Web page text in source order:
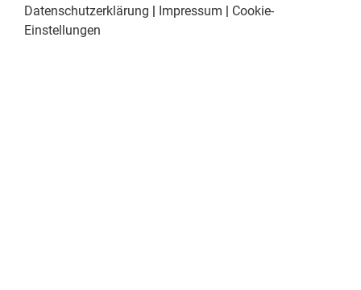
Datenschutzerklärung Impressum
Cookie-
Einstellungen